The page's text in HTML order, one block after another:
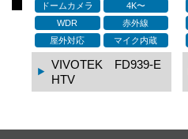
ドームカメラ
4K〜
WDR
赤外線
屋外対応
マイク内蔵
VIVOTEK FD939-E
HTV